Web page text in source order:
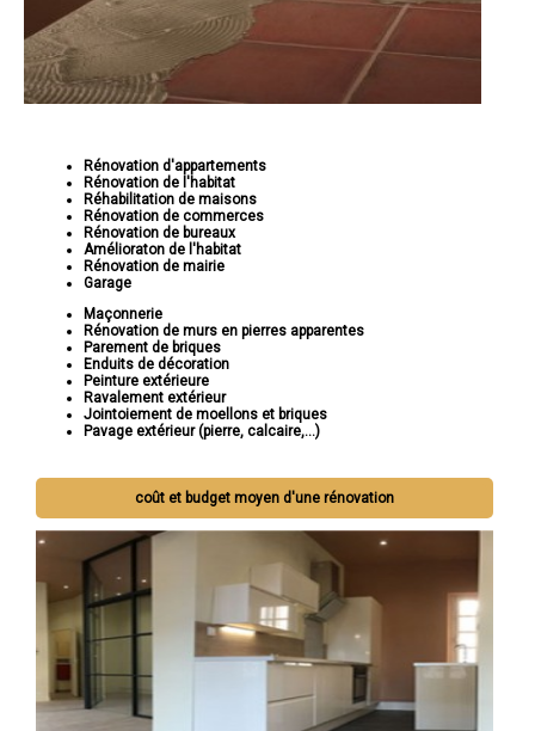
Rénovation d'appartements
Rénovation de l'habitat
Réhabilitation de maisons
Rénovation de commerces
Rénovation de bureaux
Amélioraton de l'habitat
Rénovation de mairie
Garage
Maçonnerie
Rénovation de murs en pierres apparentes
Parement de briques
Enduits de décoration
Peinture extérieure
Ravalement extérieur
Jointoiement de moellons et briques
Pavage extérieur (pierre, calcaire,...)
coût et budget moyen d'une rénovation